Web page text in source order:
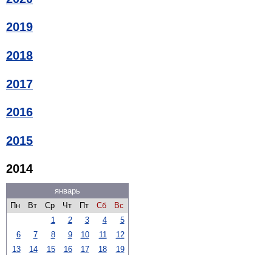
2019
2018
2017
2016
2015
2014
январь
Пн
Вт Ср Чт Пт Сб
Вс
1
2 3 4
5
6
7 8 9 10 11
12
13
14 15 16 17 18
19